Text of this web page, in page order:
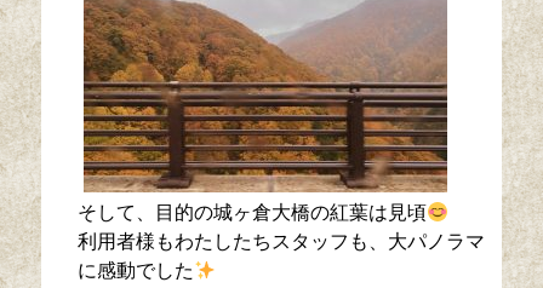
そして、目的の城ヶ倉大橋の紅葉は見頃
利用者様もわたしたちスタッフも、大パノラマ
に感動でした